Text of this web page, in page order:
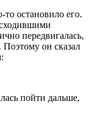
остановило его.
передвигалась,
Поэтому он сказал
пойти дальше,